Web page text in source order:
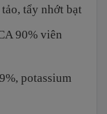
tẩy nhớt bạt
90% viên
potassium